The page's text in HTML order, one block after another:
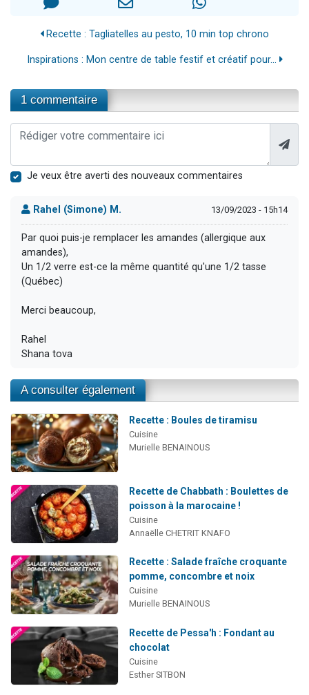
Recette : Tagliatelles au pesto, 10 min top chrono
Inspirations : Mon centre de table festif et créatif pour...
1 commentaire
Je veux être averti des nouveaux commentaires
Rahel (Simone) M. 13/09/2023 - 15h14
Par quoi puis-je remplacer les amandes (allergique aux
amandes),
Un 1/2 verre est-ce la même quantité qu'une 1/2 tasse
(Québec)
Merci beaucoup,
Rahel
Shana tova
A consulter également
Recette : Boules de tiramisu
Cuisine
Murielle BENAINOUS
Recette de Chabbath : Boulettes de
poisson à la marocaine !
Cuisine
Annaëlle CHETRIT KNAFO
Recette : Salade fraîche croquante
pomme, concombre et noix
Cuisine
Murielle BENAINOUS
Recette de Pessa'h : Fondant au
chocolat
Cuisine
Esther SITBON